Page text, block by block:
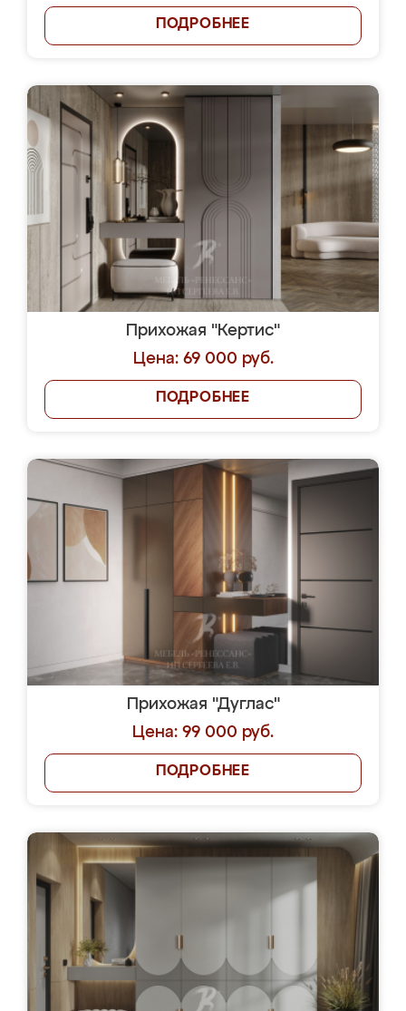
ПОДРОБНЕЕ
Прихожая "Кертис"
Цена: 69 000 руб.
ПОДРОБНЕЕ
Прихожая "Дуглас"
Цена: 99 000 руб.
ПОДРОБНЕЕ